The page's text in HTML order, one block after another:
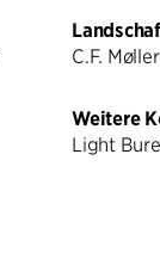
C.F.
Weitere
Light